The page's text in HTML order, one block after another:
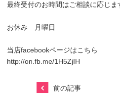
最終受付のお時間はご相談に応じま
お休み 月曜日
当店facebookページはこちら
http://on.fb.me/1H5ZjIH
前の記事